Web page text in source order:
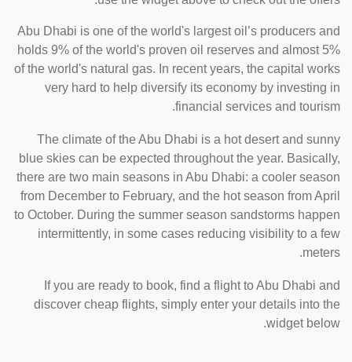
Abu Dhabi is one of the world's largest oil’s producers and
holds 9% of the world's proven oil reserves and almost 5%
of the world's natural gas. In recent years, the capital works
very hard to help diversify its economy by investing in
financial services and tourism.
The climate of the Abu Dhabi is a hot desert and sunny
blue skies can be expected throughout the year. Basically,
there are two main seasons in Abu Dhabi: a cooler season
from December to February, and the hot season from April
to October. During the summer season sandstorms happen
intermittently, in some cases reducing visibility to a few
meters.
If you are ready to book, find a flight to Abu Dhabi and
discover cheap flights, simply enter your details into the
widget below.